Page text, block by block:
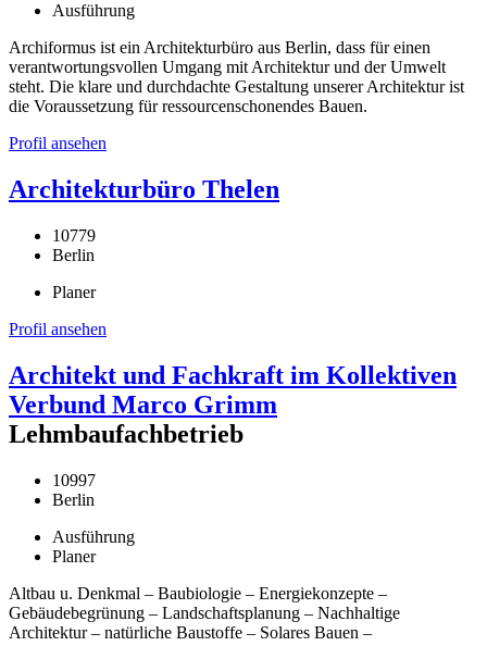
Ausführung
Archiformus ist ein Architekturbüro aus Berlin, dass für einen
verantwortungsvollen Umgang mit Architektur und der Umwelt
steht. Die klare und durchdachte Gestaltung unserer Architektur ist
die Voraussetzung für ressourcenschonendes Bauen.
Profil ansehen
Architekturbüro Thelen
10779
Berlin
Planer
Profil ansehen
Architekt und Fachkraft im Kollektiven
Verbund Marco Grimm
Lehmbaufachbetrieb
10997
Berlin
Ausführung
Planer
Altbau u. Denkmal – Baubiologie – Energiekonzepte –
Gebäudebegrünung – Landschaftsplanung – Nachhaltige
Architektur – natürliche Baustoffe – Solares Bauen –